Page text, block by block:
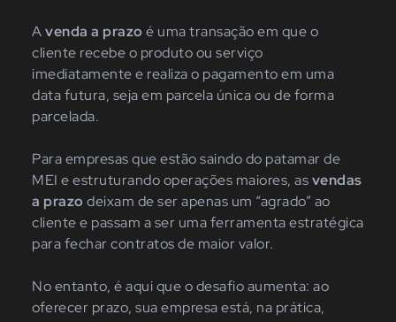
Avenda a prazo é uma transação em que o
cliente recebe o produto ou serviço
imediatamente e realiza o pagamento em uma
data futura, seja em parcela única ou de forma
parcelada.
Para empresas que estão saindo do patamar de
MEI e estruturando operações maiores, asvendas
a prazo deixam de ser apenas um “agrado” ao
cliente e passam a ser uma ferramenta estratégica
para fechar contratos de maior valor.
No entanto, é aqui que o desafio aumenta: ao
oferecer prazo, sua empresa está, na prática,